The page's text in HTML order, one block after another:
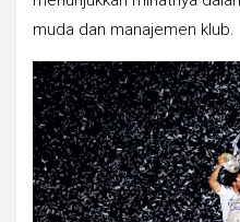
muda dan manajemen klub.